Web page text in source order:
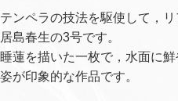
テンペラの技法を駆使して，
居島春生の3号です。
睡蓮を描いた一枚で，水面に
姿が印象的な作品です。